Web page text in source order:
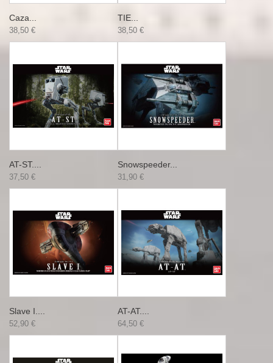
Caza...
38,50 €
TIE...
38,50 €
AT-ST....
37,50 €
Snowspeeder...
31,90 €
Slave I....
52,90 €
AT-AT....
64,50 €